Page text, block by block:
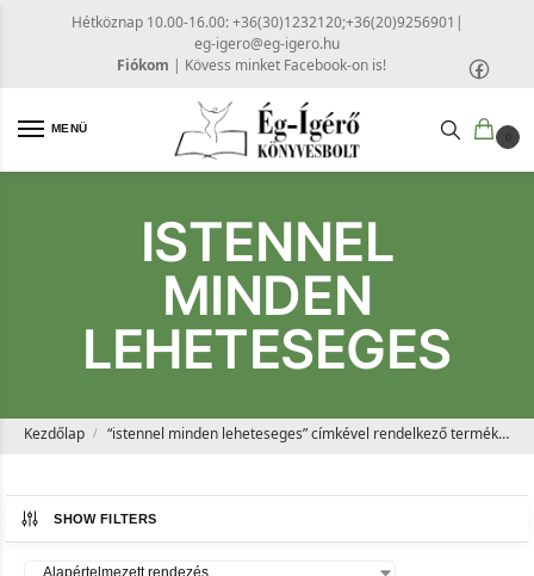
Hétköznap 10.00-16.00: +36(30)1232120;+36(20)9256901 |
eg-igero@eg-igero.hu
Fiókom | Kövess minket Facebook-on is!
MENÜ
0
ISTENNEL
MINDEN
LEHETESEGES
Kezdőlap / “istennel minden leheteseges” címkével rendelkező termékek
SHOW FILTERS